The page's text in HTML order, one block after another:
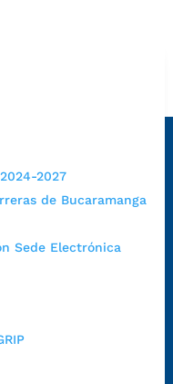
2027
de Bucaramanga
Sede Electrónica
y solicitar un
de
Santander,